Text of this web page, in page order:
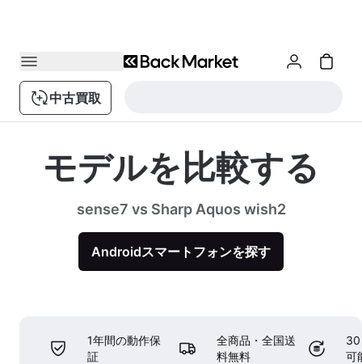
中古買取
モデルを比較する
sense7 vs Sharp Aquos wish2
Androidスマートフォンを探す
1年間の動作保
証
全商品・全国送
料無料
30
可